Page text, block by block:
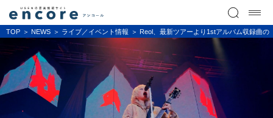
TOP NEWS ライブ／イベント情報 Reol、最新ツアーより1stアルバム収録曲の